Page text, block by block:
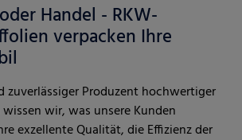
Handel - RKW-
verpacken Ihre
zuverlässiger Produzent hochwertiger
wir, was unsere Kunden
exzellente Qualität, die Effizienz der